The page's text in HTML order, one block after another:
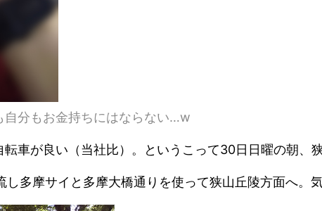
自分もお金持ちにはならない…w
車が良い（当社比）。というこって30日日曜の朝、
し多摩サイと多摩大橋通りを使って狭山丘陵方面へ。